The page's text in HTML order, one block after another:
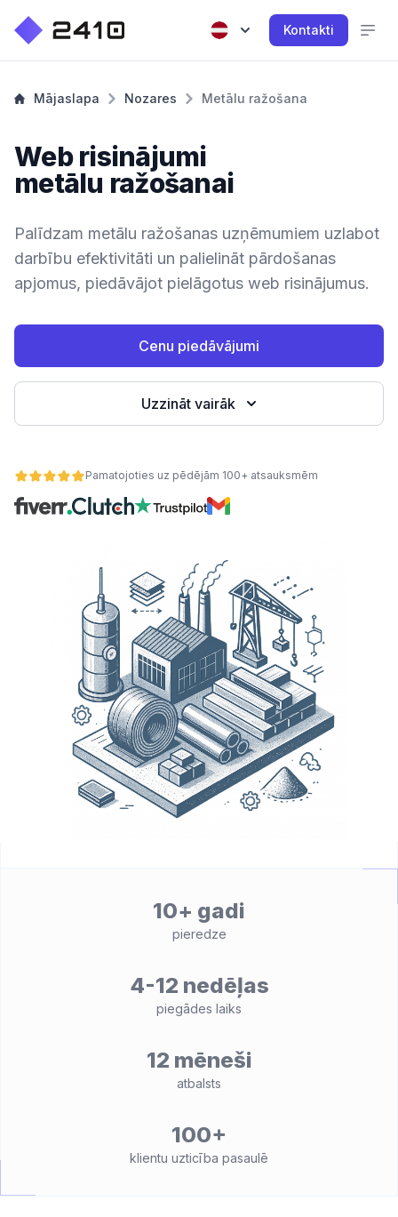
Kontakti
Mājaslapa Nozares Metālu ražošana
Web risinājumi
metālu ražošanai
Palīdzam metālu ražošanas uzņēmumiem uzlabot
darbību efektivitāti un palielināt pārdošanas
apjomus, piedāvājot pielāgotus web risinājumus.
Cenu piedāvājumi
Uzzināt vairāk
Pamatojoties uz pēdējām 100+ atsauksmēm
10+ gadi
pieredze
4-12 nedēļas
piegādes laiks
12 mēneši
atbalsts
100+
klientu uzticība pasaulē